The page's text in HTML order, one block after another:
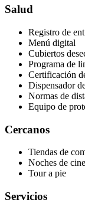
Salud
Registro de
Menú digital
Cubiertos
Programa de
Certificación
Dispensador
Normas de
Equipo de
Cercanos
Tiendas de
Noches de cine
Tour a pie
Servicios